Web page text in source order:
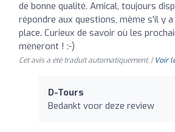
de bonne qualité. Amical, toujours
répondre aux questions, même s'il y
place. Curieux de savoir où les
mèneront ! :-)
Cet avis a été traduit automatiquement. | Voir
D-Tours
Bedankt voor deze review